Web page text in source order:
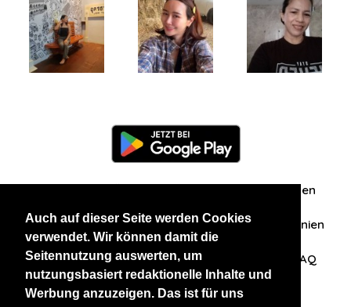
Auch auf dieser Seite werden Cookies
verwendet. Wir können damit die
Seitennutzung auswerten, um
nutzungsbasiert redaktionelle Inhalte und
Werbung anzuzeigen. Das ist für uns
Zuschriften/Erfahrungen
Datenschutzerklärung AGB Datenschutzrichtlinien
Nehmen Sie Kontakt mit uns auf FAQ